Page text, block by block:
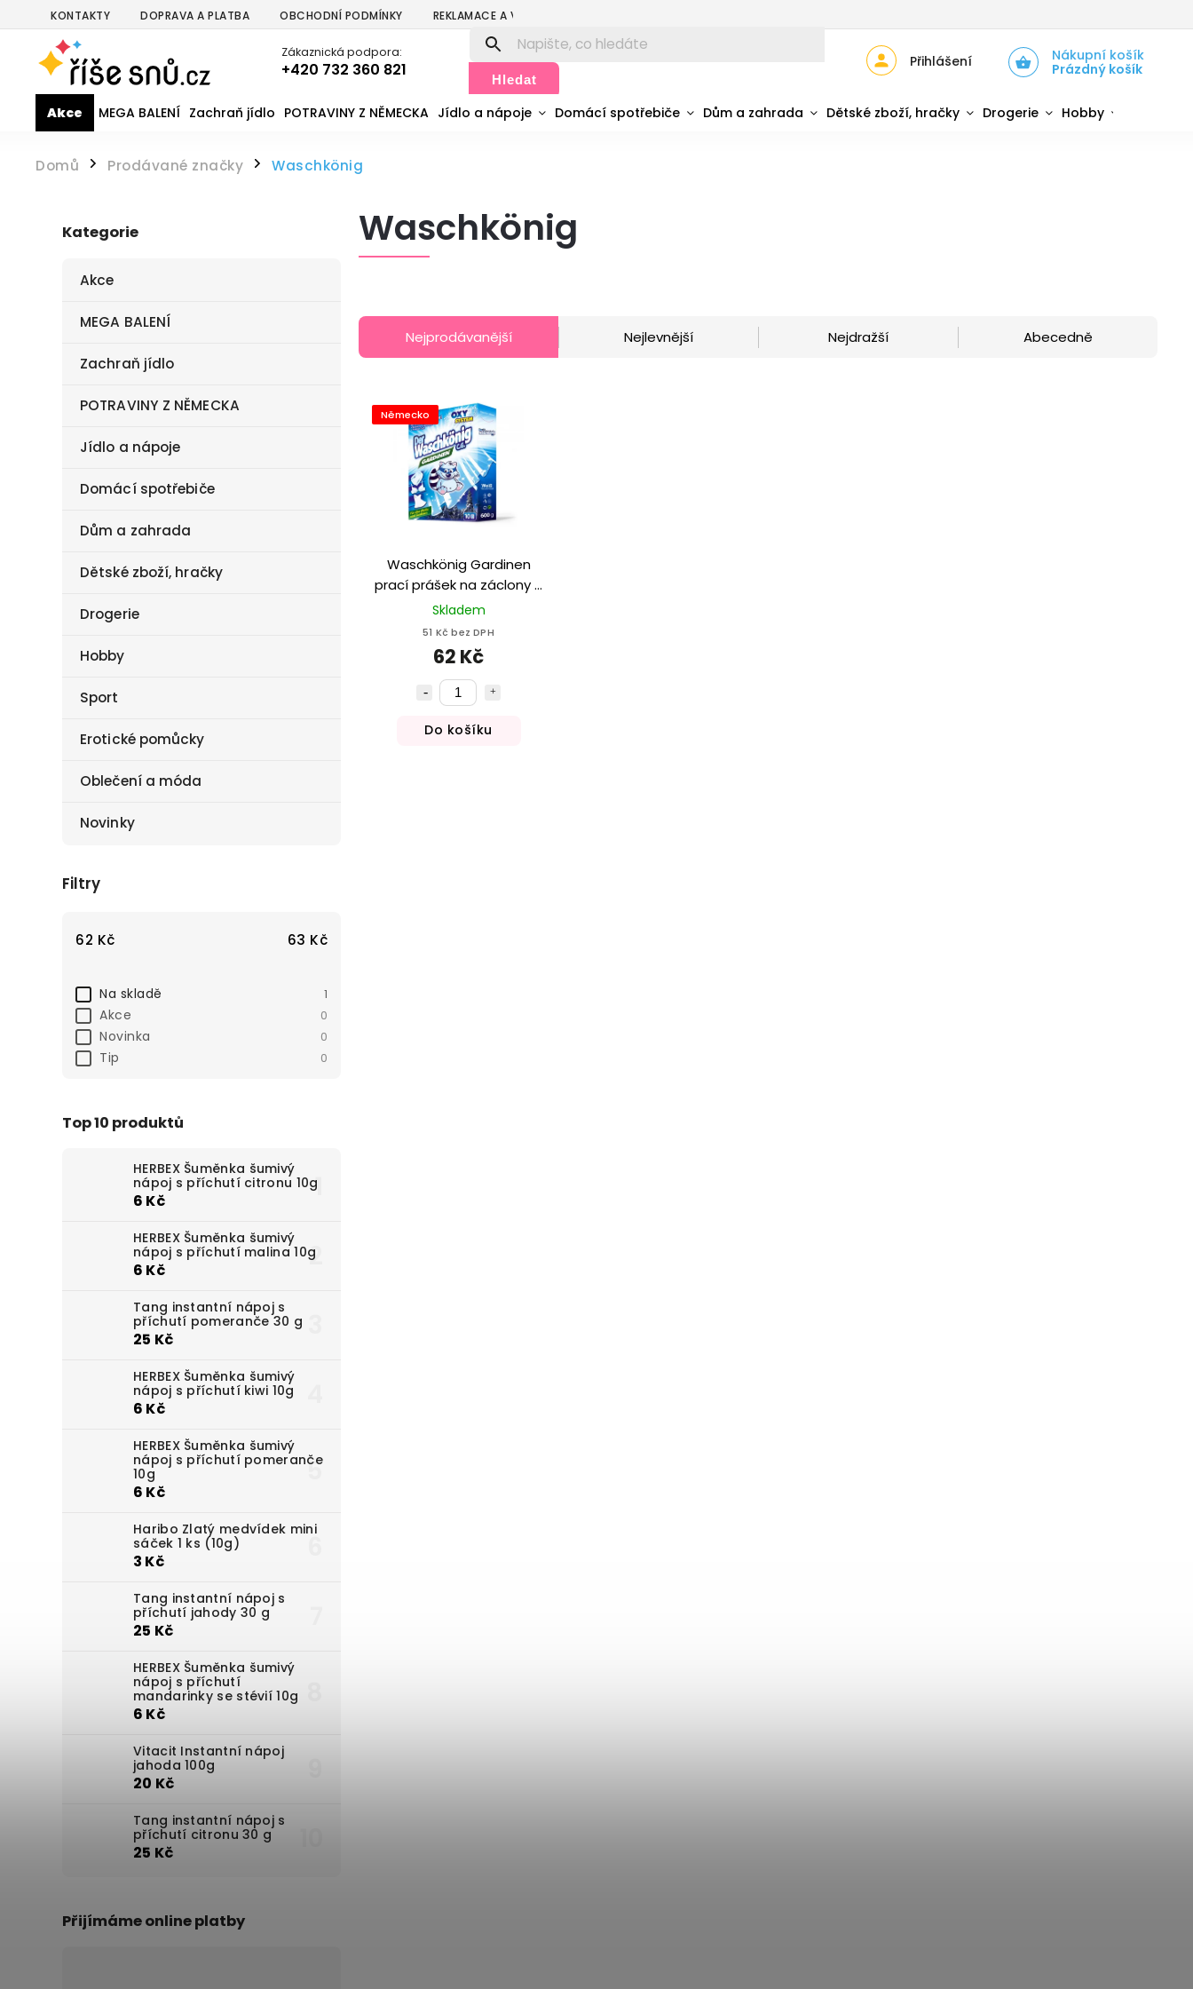
KONTAKTY DOPRAVA A PLATBA OBCHODNÍ PODMÍNKY REKLAMACE A VRÁCENÍ
Zákaznická podpora:
+420 732 360 821 Hledat
Nákupní košík
Prázdný košík
Přihlášení
Akce MEGA BALENÍ Zachraň jídlo POTRAVINY Z NĚMECKA Jídlo a nápoje Domácí spotřebiče Dům a zahrada Dětské zboží, hračky Drogerie Hobby
Domů / Prodávané značky / Waschkönig
Kategorie
Akce
MEGA BALENÍ
Zachraň jídlo
POTRAVINY Z NĚMECKA
Jídlo a nápoje
Domácí spotřebiče
Dům a zahrada
Dětské zboží, hračky
Drogerie
Hobby
Sport
Erotické pomůcky
Oblečení a móda
Novinky
Filtry
62 Kč 63 Kč
Na skladě 1
Akce 0
Novinka 0
Tip 0
Top 10 produktů
HERBEX Šuměnka šumivý
nápoj s příchutí citronu 10g
6 Kč
HERBEX Šuměnka šumivý
nápoj s příchutí malina 10g
6 Kč
Tang instantní nápoj s
příchutí pomeranče 30 g
25 Kč
HERBEX Šuměnka šumivý
nápoj s příchutí kiwi 10g
6 Kč
HERBEX Šuměnka šumivý
nápoj s příchutí pomeranče
10g
6 Kč
Haribo Zlatý medvídek mini
sáček 1 ks (10g)
3 Kč
Tang instantní nápoj s
příchutí jahody 30 g
25 Kč
HERBEX Šuměnka šumivý
nápoj s příchutí
mandarinky se stévií 10g
6 Kč
Vitacit Instantní nápoj
jahoda 100g
20 Kč
Tang instantní nápoj s
příchutí citronu 30 g
25 Kč
Přijímáme online platby
Waschkönig
Nejprodávanější Nejlevnější Nejdražší Abecedně
Německo
Waschkönig Gardinen
prací prášek na záclony a
spodní prádlo 600g (10
praní)
Skladem
51 Kč bez DPH
62 Kč
Do košíku